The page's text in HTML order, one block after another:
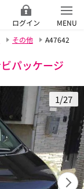
ログイン
MENU
その他 A47642
パッケージ
1/27